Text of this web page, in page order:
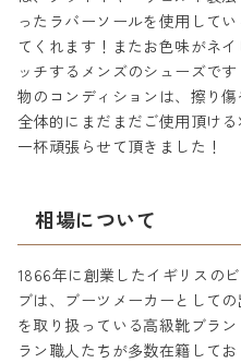
ったラバーソールを使用して
てくれます！またお色味がネ
ッチするメンズのシューズで
物のコンディションは、擦り傷
全体的にまだまだご使用頂け
一杯頑張らせて頂きました！
相場について
1866年に創業したイギリスの
ブは、ブーツメーカーとして
を取り扱っている高級靴ブラ
ラン職人たちが多数在籍して